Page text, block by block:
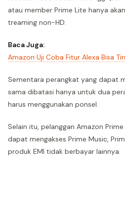
atau member Prime Lite hanya
treaming non-HD.
Baca Juga:
Amazon Uji Coba Fitur Alexa Bisa
Sementara perangkat yang dapat
sama dibatasi hanya untuk dua
harus menggunakan ponsel.
Selain itu, pelanggan Amazon
dapat mengakses Prime Music,
produk EMI tidak berbayar lainnya.